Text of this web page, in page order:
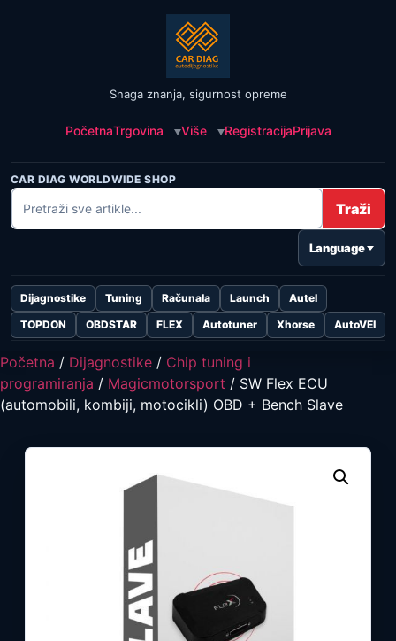
Snaga znanja, sigurnost opreme
PočetnaTrgovina Više RegistracijaPrijava
CAR DIAG WORLDWIDE SHOP
Traži
Language
Dijagnostike Tuning Računala Launch
Autel
TOPDON
OBDSTAR FLEX Autotuner Xhorse AutoVEI
Početna / Dijagnostike / Chip tuning i
programiranja / Magicmotorsport / SW Flex ECU
(automobili, kombiji, motocikli) OBD + Bench Slave